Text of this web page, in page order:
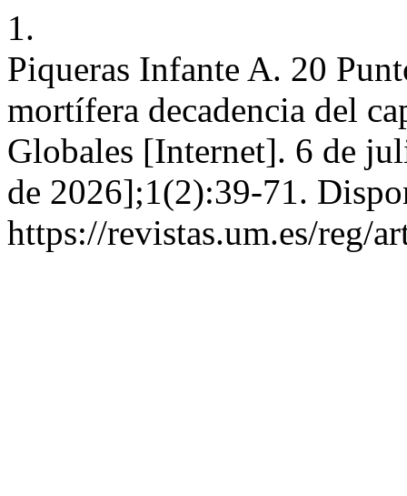
1.
Piqueras Infante A. 20
mortífera decadencia del
Globales [Internet]. 6 de
de 2026];1(2):39-71.
https://revistas.um.es/reg/